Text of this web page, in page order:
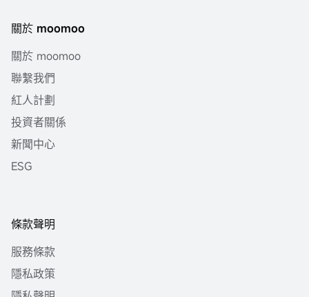
關於 moomoo
關於 moomoo
聯繫我們
紅人計劃
投資者關係
新聞中心
ESG
條款聲明
服務條款
隱私政策